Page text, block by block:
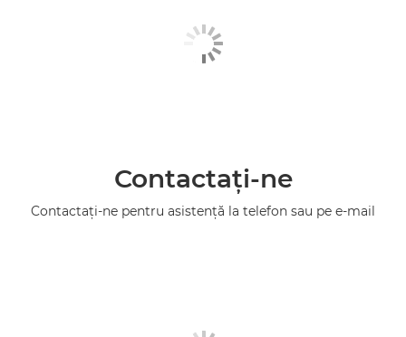
Contactaţi-ne
Contactaţi-ne pentru asistenţă la telefon sau pe e-mail